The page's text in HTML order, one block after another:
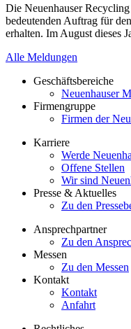
Die Neuenhauser
bedeutenden Auftrag für
erhalten. Im August dieses
Alle Meldungen
Geschäftsbereiche
Neuenhauser
Firmengruppe
Firmen der
Karriere
Werde
Offene Stellen
Wir sind
Presse & Aktuelles
Zu den
Ansprechpartner
Zu den
Messen
Zu den Messen
Kontakt
Kontakt
Anfahrt